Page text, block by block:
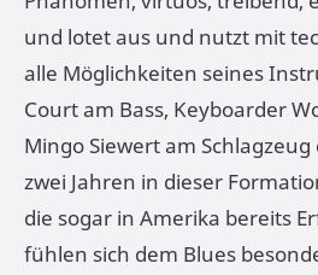
und lotet aus und nutzt mit
alle Möglichkeiten seines
Court am Bass, Keyboarder
Mingo Siewert am
zwei Jahren in dieser
die sogar in Amerika bereits
fühlen sich dem Blues